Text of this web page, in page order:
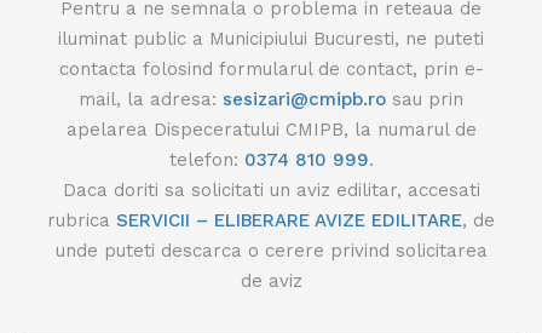
Pentru a ne semnala o problema in reteaua de
iluminat public a Municipiului Bucuresti, ne puteti
contacta folosind formularul de contact, prin e-
mail, la adresa: sesizari@cmipb.ro sau prin
apelarea Dispeceratului CMIPB, la numarul de
telefon: 0374 810 999.
Daca doriti sa solicitati un aviz edilitar, accesati
rubrica SERVICII – ELIBERARE AVIZE EDILITARE, de
unde puteti descarca o cerere privind solicitarea
de aviz